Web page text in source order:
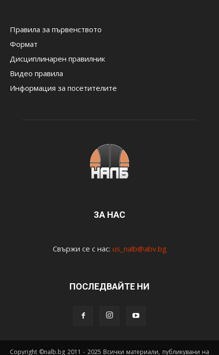
Правила за първенството
Формат
Дисциплинарен правилник
Видео правила
Информация за посетителите
ЗА НАС
Свържи се с нас: us_nalb@abv.bg
ПОСЛЕДВАЙТЕ НИ
Copyright ©nalb.bg 2011 - 2025 Всички материали, публикувани на